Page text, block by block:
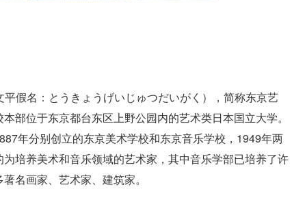
假名：とうきょうげいじゅつだいがく），简称东京艺
部位于东京都台东区上野公园内的艺术类日本国立大学。
年分别创立的东京美术学校和东京音乐学校，1949年两
培养美术和音乐领域的艺术家，其中音乐学部已培养了许
名画家、艺术家、建筑家。